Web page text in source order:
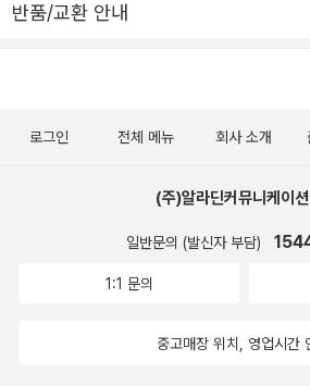
고 고령의 사람들을 만났다. 개실마을 점필
가고 있는 청년, 시골에서 작은 영화관을
은 단순한 여행이나 관광을 넘어 지역과 인
an)’과 ‘소비자(consumer)’의 합성어로,
하는 것에 그치지 않고 팬의 입장에서 제품
참여함으로써 상품과 브랜드를 키워내는 것
시너지를 낼 수 있는 방법도 함께 고민한 흔
반품/교환 안내
로그인 전체 메뉴 회사 소개
(주)알라딘커뮤니케이션
일반문의 (발신자 부담)
1:1 문의
중고매장 위치, 영업시간